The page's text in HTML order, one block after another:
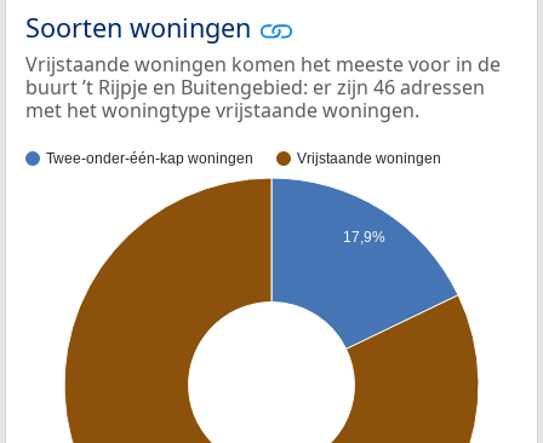
Soorten woningen
Vrijstaande woningen komen het meeste voor in de
buurt ’t Rijpje en Buitengebied: er zijn 46 adressen
met het woningtype vrijstaande woningen.
Twee-onder-één-kap woningen Vrijstaande woningen
17,9%